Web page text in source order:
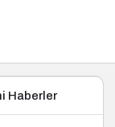
Haberler